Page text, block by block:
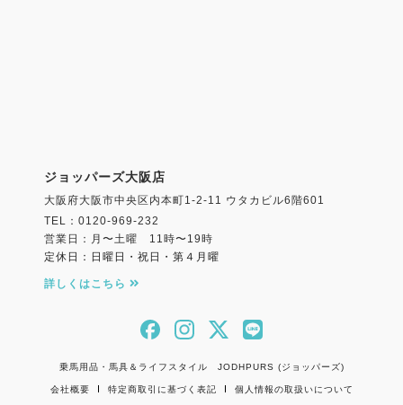
ジョッパーズ大阪店
大阪府大阪市中央区内本町1-2-11 ウタカビル6階601
TEL：0120-969-232
営業日：月〜土曜 11時〜19時
定休日：日曜日・祝日・第４月曜
詳しくはこちら
乗馬用品・馬具＆ライフスタイル JODHPURS (ジョッパーズ)
会社概要 特定商取引に基づく表記 個人情報の取扱いについて